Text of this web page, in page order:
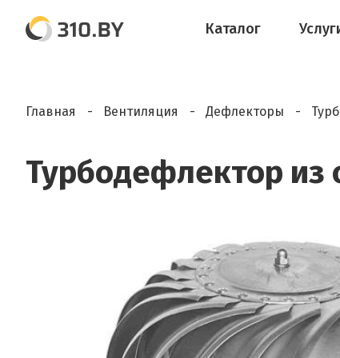
Каталог
Главная Вентиляция Дефлекторы
Турбодефлектор из